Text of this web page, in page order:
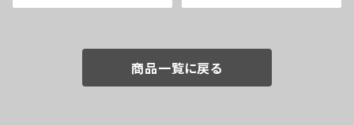
商品一覧に戻る